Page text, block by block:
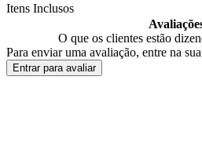
Itens Inclusos
O que os clientes estão
Para enviar uma avaliação, entre na
Entrar para avaliar